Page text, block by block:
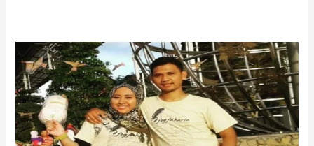
Pentingnya
Pengetahuan
Kesehatan
Mental
Sebelum
Menikah